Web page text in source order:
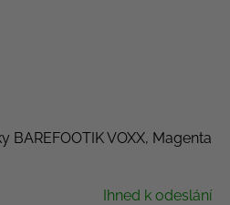
BAREFOOTIK VOXX, Magenta
Ihned k odeslání